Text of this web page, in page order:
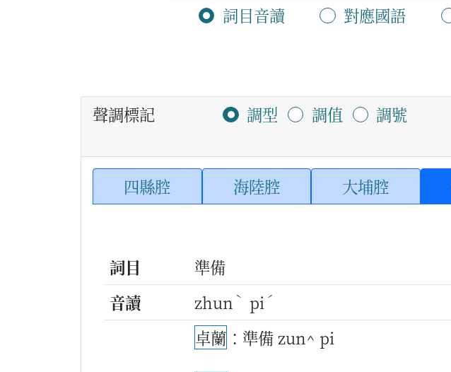
詞目音讀 對應國語
聲調標記 調型 調值 調號
四縣腔 海陸腔 大埔腔
詞目
準備
音讀
zhun ˋ pi ˊ
卓蘭 ：準備 zun^ pi